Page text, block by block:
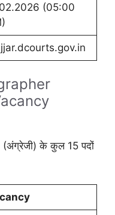
(05:00
(अंग्रेजी) के कुल 15 पदों